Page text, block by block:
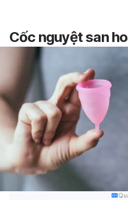
Cốc nguyệt san